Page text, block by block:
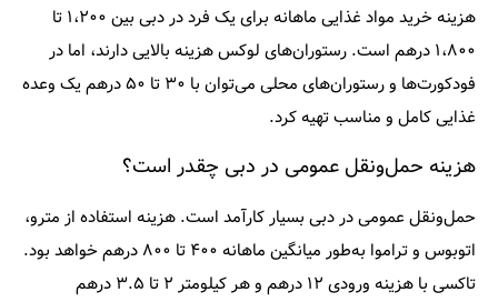
هزینه خرید مواد غذایی ماهانه برای یک فرد در دبی بین ۱،۲۰۰ تا
۱،۸۰۰ درهم است.
رستوران‌های لوکس هزینه بالایی دارند، اما در
فودکورت‌ها و رستوران‌های محلی می‌توان با ۳۰ تا ۵۰ درهم
یک وعده
غذایی کامل و مناسب تهیه کرد.
هزینه حمل‌ونقل عمومی در دبی چقدر است؟
حمل‌ونقل عمومی در دبی بسیار کارآمد است. هزینه استفاده از مترو،
اتوبوس و تراموا به‌طور میانگین ماهانه ۴۰۰ تا ۸۰۰ درهم
خواهد بود.
تاکسی با هزینه ورودی ۱۲ درهم و هر کیلومتر ۲ تا ۳.۵ درهم